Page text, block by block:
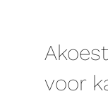
voor